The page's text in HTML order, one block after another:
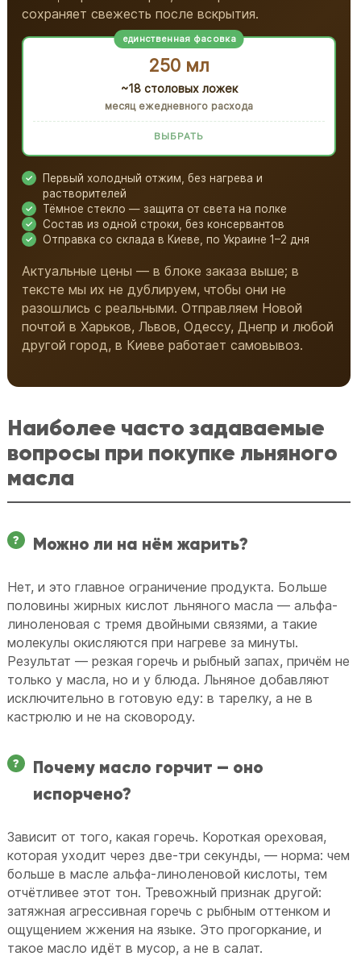
сохраняет свежесть после вскрытия.
единственная фасовка
250 мл
~18 столовых ложек
месяц ежедневного расхода
ВЫБРАТЬ
Первый холодный отжим, без нагрева и
растворителей
Тёмное стекло — защита от света на полке
Состав из одной строки, без консервантов
Отправка со склада в Киеве, по Украине 1–2 дня
Актуальные цены — в блоке заказа выше; в
тексте мы их не дублируем, чтобы они не
разошлись с реальными. Отправляем Новой
почтой в Харьков, Львов, Одессу, Днепр и любой
другой город, в Киеве работает самовывоз.
Наиболее часто задаваемые
вопросы при покупке льняного
масла
Можно ли на нём жарить?
Нет, и это главное ограничение продукта. Больше
половины жирных кислот льняного масла — альфа-
линоленовая с тремя двойными связями, а такие
молекулы окисляются при нагреве за минуты.
Результат — резкая горечь и рыбный запах, причём не
только у масла, но и у блюда. Льняное добавляют
исключительно в готовую еду: в тарелку, а не в
кастрюлю и не на сковороду.
Почему масло горчит — оно
испорчено?
Зависит от того, какая горечь. Короткая ореховая,
которая уходит через две-три секунды, — норма: чем
больше в масле альфа-линоленовой кислоты, тем
отчётливее этот тон. Тревожный признак другой:
затяжная агрессивная горечь с рыбным оттенком и
ощущением жжения на языке. Это прогоркание, и
такое масло идёт в мусор, а не в салат.